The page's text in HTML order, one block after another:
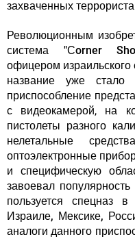
захваченных
Революционным
система "Сorner
офицером
название уже стало
приспособление
с видеокамерой, на
пистолеты разного
нелетальные
оптоэлектронные
и специфическую
завоевал
пользуется спецназ
в
Израиле, Мексике,
аналоги данного